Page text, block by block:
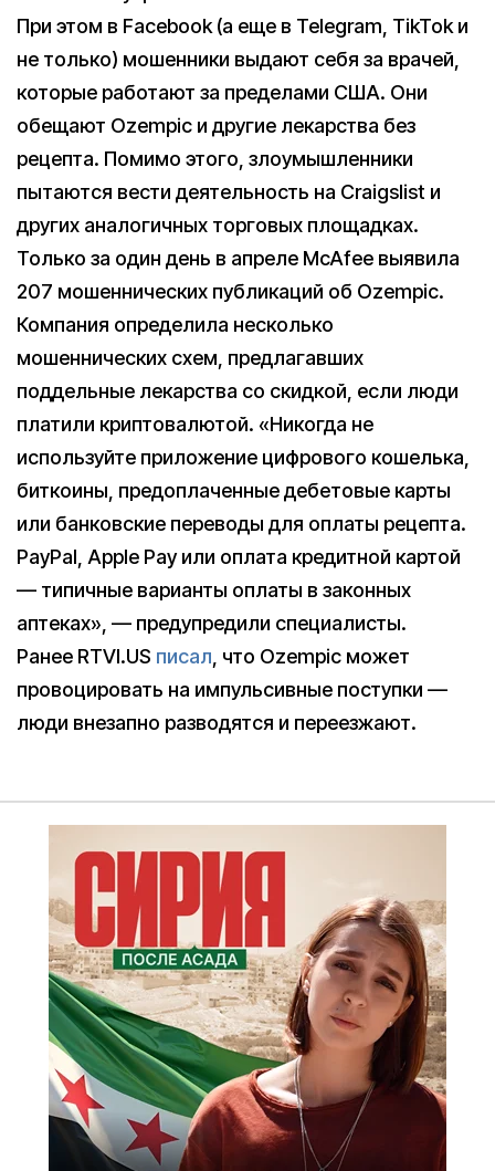
При этом в Facebook (а еще в Telegram, TikTok и
не только) мошенники выдают себя за врачей,
которые работают за пределами США. Они
обещают Ozempic и другие лекарства без
рецепта. Помимо этого, злоумышленники
пытаются вести деятельность на Craigslist и
других аналогичных торговых площадках.
Только за один день в апреле McAfee выявила
207 мошеннических публикаций об Ozempic.
Компания определила несколько
мошеннических схем, предлагавших
поддельные лекарства со скидкой, если люди
платили криптовалютой. «Никогда не
используйте приложение цифрового кошелька,
биткоины, предоплаченные дебетовые карты
или банковские переводы для оплаты рецепта.
PayPal, Apple Pay или оплата кредитной картой
— типичные варианты оплаты в законных
аптеках», — предупредили специалисты.
Ранее RTVI.US писал, что Ozempic может
провоцировать на импульсивные поступки —
люди внезапно разводятся и переезжают.